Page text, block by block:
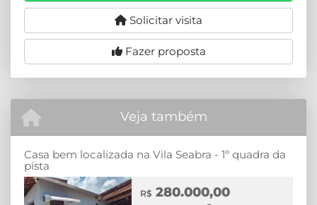
Solicitar visita
Fazer proposta
Veja também
Casa bem localizada na Vila Seabra - 1º quadra da
pista
R$ 280.000,00